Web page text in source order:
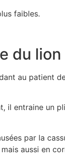
faibles.
du lion
au patient
il entraine un
par la
aussi en